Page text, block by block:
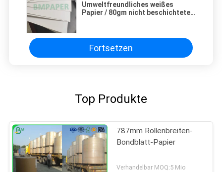
Umweltfreundliches weißes
Papier / 80gm nicht beschichtetes
Fortsetzen
Top Produkte
787mm Rollenbreiten-
Bondblatt-Papier
Verhandelbar MOQ:5 Mio